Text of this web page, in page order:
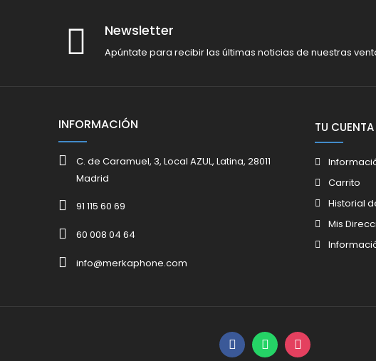
Newsletter
Apúntate para recibir las últimas noticias de nuestras
INFORMACIÓN
C. de Caramuel, 3, Local AZUL, Latina, 28011
Madrid
91 115 60 69
60 008 04 64
info@merkaphone.com
TU CUENTA
Carrito
Historial
Mis